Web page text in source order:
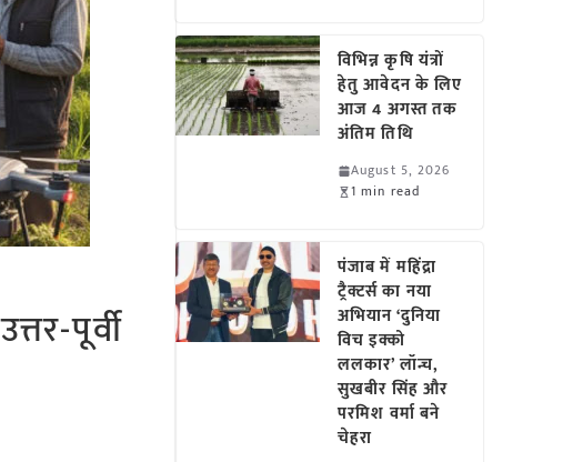
पूर्वी
विभिन्न कृषि यंत्रों
हेतु आवेदन के लिए
आज 4 अगस्त तक
अंतिम तिथि
August 5, 2026
1 min read
पंजाब में महिंद्रा
ट्रैक्टर्स का नया
अभियान ‘दुनिया
विच इक्को
ललकार’ लॉन्च,
सुखबीर सिंह और
परमिश वर्मा बने
चेहरा